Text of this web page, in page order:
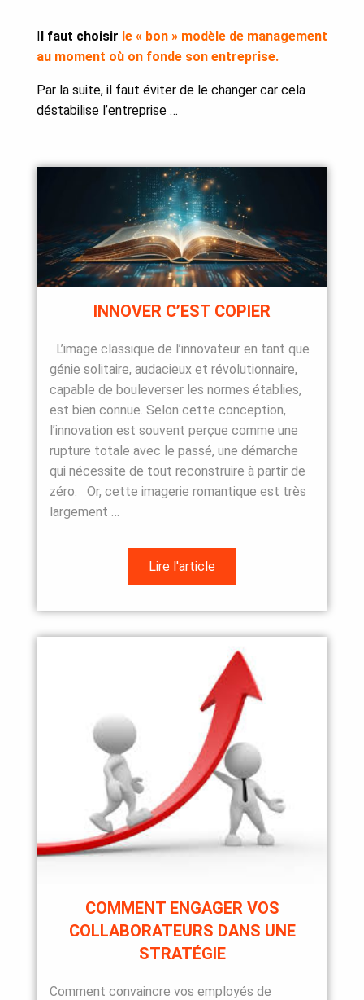
Il faut choisir le « bon » modèle de management
au moment où on fonde son entreprise.
Par la suite, il faut éviter de le changer car cela
déstabilise l’entreprise …
INNOVER C’EST COPIER
L’image classique de l’innovateur en tant que
génie solitaire, audacieux et révolutionnaire,
capable de bouleverser les normes établies,
est bien connue. Selon cette conception,
l’innovation est souvent perçue comme une
rupture totale avec le passé, une démarche
qui nécessite de tout reconstruire à partir de
zéro. Or, cette imagerie romantique est très
largement …
Lire l'article
COMMENT ENGAGER VOS
COLLABORATEURS DANS UNE
STRATÉGIE
Comment convaincre vos employés de